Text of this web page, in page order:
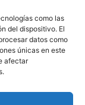
como las
del dispositivo. El
datos como
únicas en este
afectar